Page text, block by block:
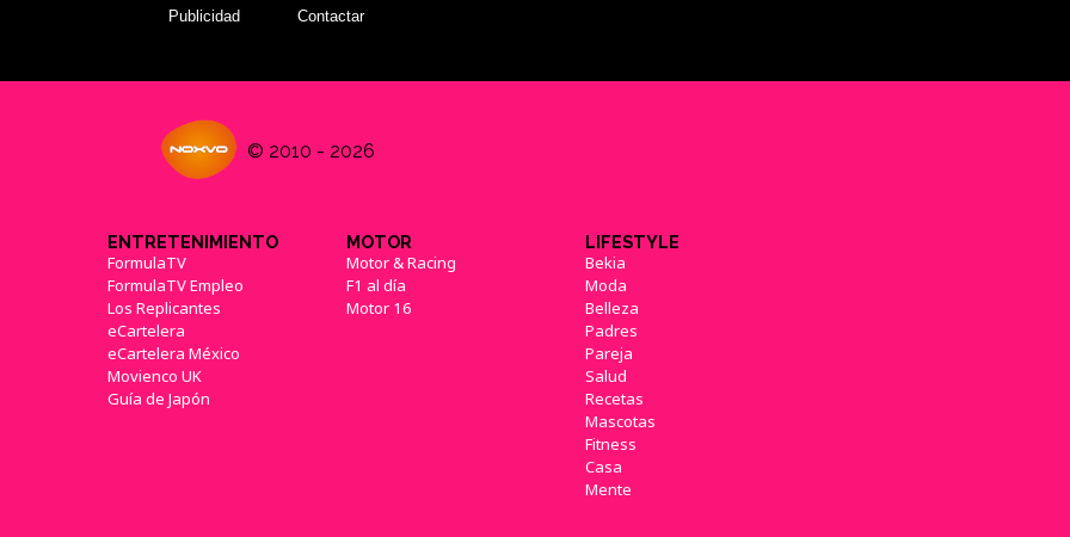
Publicidad Contactar
© 2010 - 2026
ENTRETENIMIENTO
FormulaTV
FormulaTV Empleo
Los Replicantes
eCartelera
eCartelera México
Movienco UK
Guía de Japón
MOTOR
Motor & Racing
F1 al día
Motor 16
LIFESTYLE
Bekia
Moda
Belleza
Padres
Pareja
Salud
Recetas
Mascotas
Fitness
Casa
Mente